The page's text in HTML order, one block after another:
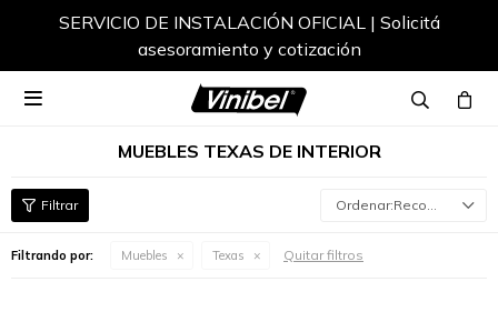
SERVICIO DE INSTALACIÓN OFICIAL | Solicitá
asesoramiento y cotización

MUEBLES TEXAS DE INTERIOR
Recomendados
Filtrando por: Muebles Texas Quitar filtros